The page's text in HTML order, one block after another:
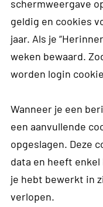
schermweergave
geldig en cookies
jaar. Als je
weken bewaard.
worden login
Wanneer je een
een aanvullende
opgeslagen. Deze
data en heeft
je hebt bewerkt in
verlopen.